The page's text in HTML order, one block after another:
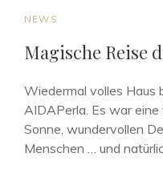
CAT
NEWS
Magische Reise
Wiedermal volles Haus
AIDAPerla. Es war
Sonne, wundervollen
Menschen … und